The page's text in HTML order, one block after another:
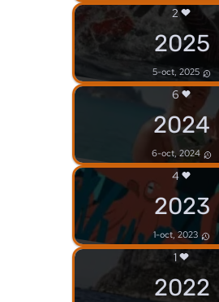
2
2025
5-oct, 2025
6
2024
6-oct, 2024
4
2023
1-oct, 2023
1
2022